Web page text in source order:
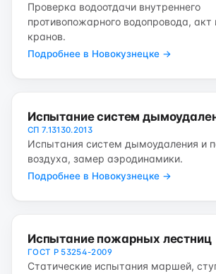
Проверка водоотдачи внутреннего
противопожарного водопровода, акт
кранов.
Подробнее в Новокузнецке →
Испытание систем
СП 7.13130.2013
Испытания систем дымоудаления и
воздуха, замер аэродинамики.
Подробнее в Новокузнецке →
Испытание пожарных лестниц
ГОСТ Р 53254-2009
Статические испытания маршей,